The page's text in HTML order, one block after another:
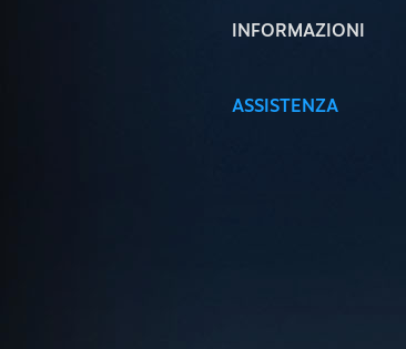
INFORMAZIONI
ASSISTENZA